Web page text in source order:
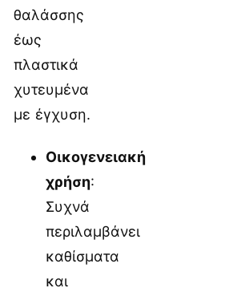
θαλάσσης
έως
πλαστικά
χυτευμένα
με έγχυση.
Οικογενειακή
χρήση:
Συχνά
περιλαμβάνει
καθίσματα
και